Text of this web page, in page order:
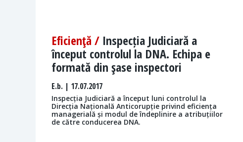
Eficienţă / Inspecția Judiciară a
început controlul la DNA. Echipa e
formată din şase inspectori
E.b. | 17.07.2017
Inspecția Judiciară a început luni controlul la
Direcția Națională Anticorupție privind eficiența
managerială și modul de îndeplinire a atribuțiilor
de către conducerea DNA.